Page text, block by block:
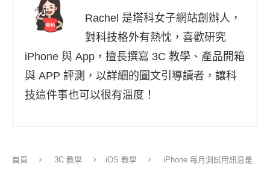
Rachel 是塔科女子網站創辦人，
對科技格外有熱忱，喜歡研究
iPhone 與 App，擅長撰寫 3C 教學、產品開箱
與 APP 評測，以詳細的圖文引導讀者，讓科
技這件事也可以很有溫度！
首頁 3C 教學 iOS 教學
iPhone 每月測試用訊息是